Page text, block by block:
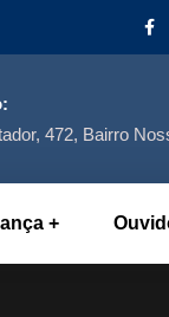
472, Bairro